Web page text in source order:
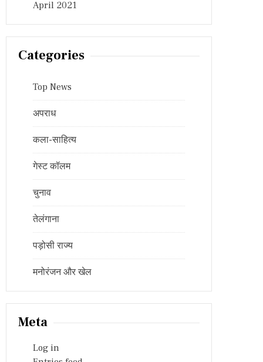
April 2021
Categories
Top News
अपराध
कला-साहित्य
गेस्ट कॉलम
चुनाव
तेलंगाना
पड़ोसी राज्य
मनोरंजन और खेल
Meta
Log in